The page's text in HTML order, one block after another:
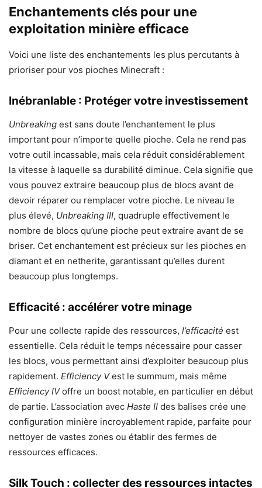
Enchantements clés pour une
exploitation minière efficace
Voici une liste des enchantements les plus percutants à
prioriser pour vos pioches Minecraft :
Inébranlable : Protéger votre investissement
Unbreaking est sans doute l’enchantement le plus
important pour n’importe quelle pioche. Cela ne rend pas
votre outil incassable, mais cela réduit considérablement
la vitesse à laquelle sa durabilité diminue. Cela signifie que
vous pouvez extraire beaucoup plus de blocs avant de
devoir réparer ou remplacer votre pioche. Le niveau le
plus élevé, Unbreaking III, quadruple effectivement le
nombre de blocs qu’une pioche peut extraire avant de se
briser. Cet enchantement est précieux sur les pioches en
diamant et en netherite, garantissant qu’elles durent
beaucoup plus longtemps.
Efficacité : accélérer votre minage
Pour une collecte rapide des ressources, l’efficacité est
essentielle. Cela réduit le temps nécessaire pour casser
les blocs, vous permettant ainsi d’exploiter beaucoup plus
rapidement. Efficiency Vest le summum, mais même
Efficiency IVoffre un boost notable, en particulier en début
de partie. L’association avec Haste II des balises crée une
configuration minière incroyablement rapide, parfaite pour
nettoyer de vastes zones ou établir des fermes de
ressources efficaces.
Silk Touch : collecter des ressources intactes